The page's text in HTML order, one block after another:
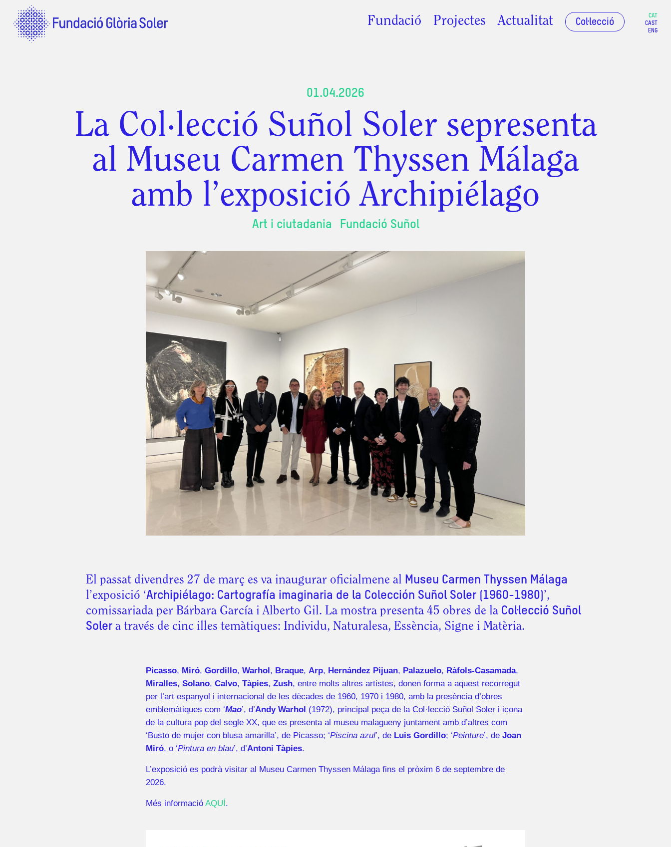
Fundació Projectes Actualitat Col·lecció
CAT
CAST
ENG
01.04.2026
La Col·lecció Suñol Soler sepresenta
al Museu Carmen Thyssen Málaga
amb l’exposició Archipiélago
Art i ciutadania Fundació Suñol
El passat divendres 27 de març es va inaugurar oficialmene al Museu Carmen Thyssen Málaga
l’exposició ‘Archipiélago: Cartografía imaginaria de la Colección Suñol Soler (1960-1980)’,
comissariada per Bárbara García i Alberto Gil. La mostra presenta 45 obres de la Col·lecció Suñol
Soler a través de cinc illes temàtiques: Individu, Naturalesa, Essència, Signe i Matèria.
Picasso, Miró, Gordillo, Warhol, Braque, Arp, Hernández Pijuan, Palazuelo, Ràfols-Casamada,
Miralles, Solano, Calvo, Tàpies, Zush, entre molts altres artistes, donen forma a aquest recorregut
per l’art espanyol i internacional de les dècades de 1960, 1970 i 1980, amb la presència d’obres
emblemàtiques com ‘Mao’, d’Andy Warhol (1972), principal peça de la Col·lecció Suñol Soler i icona
de la cultura pop del segle XX, que es presenta al museu malagueny juntament amb d’altres com
‘Busto de mujer con blusa amarilla’, de Picasso; ‘Piscina azul’, de Luis Gordillo; ‘Peinture’, de Joan
Miró, o ‘Pintura en blau’, d’Antoni Tàpies.
L’exposició es podrà visitar al Museu Carmen Thyssen Málaga fins el pròxim 6 de septembre de
2026.
Més informació AQUÍ.